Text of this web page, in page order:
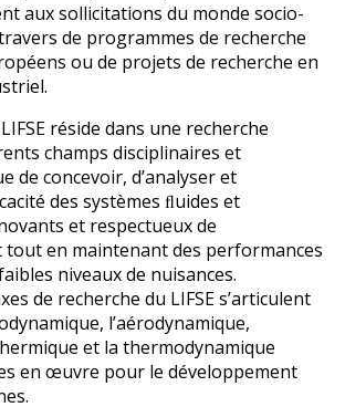
aux sollicitations du monde socio-
de programmes de recherche
ou de projets de recherche en
réside dans une recherche
champs disciplinaires et
de concevoir, d’analyser et
des systèmes ﬂuides et
et respectueux de
tout en maintenant des performances
niveaux de nuisances.
de recherche du LIFSE s’articulent
l’aérodynamique,
et la thermodynamique
en œuvre pour le développement